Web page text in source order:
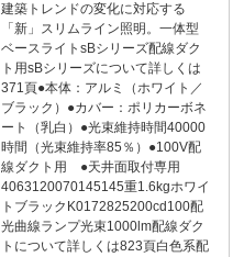
建築トレンドの変化に対応する
「新」スリムライン照明。一体型
ベースライトsBシリーズ配線ダク
ト用sBシリーズについて詳しくは
371頁●本体：アルミ（ホワイト／
ブラック）●カバー：ポリカーボネ
ート（乳白）●光束維持時間40000
時間（光束維持率85％）●100V配
線ダクト用 ●天井面取付専用
4063120070145145重1.6kgホワイ
トブラックK0172825200cd100配
光曲線ランプ光束1000lm配線ダク
トについて詳しくは823頁白色系配